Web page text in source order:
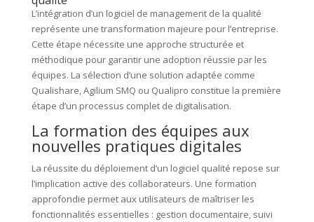
L’intégration d’un logiciel de management de la qualité
représente une transformation majeure pour l’entreprise.
Cette étape nécessite une approche structurée et
méthodique pour garantir une adoption réussie par les
équipes. La sélection d’une solution adaptée comme
Qualishare, Agilium SMQ ou Qualipro constitue la première
étape d’un processus complet de digitalisation.
La formation des équipes aux
nouvelles pratiques digitales
La réussite du déploiement d’un logiciel qualité repose sur
l’implication active des collaborateurs. Une formation
approfondie permet aux utilisateurs de maîtriser les
fonctionnalités essentielles : gestion documentaire, suivi